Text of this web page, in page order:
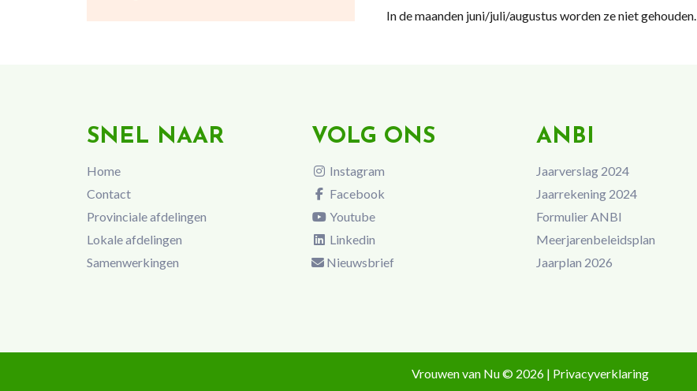
In de maanden juni/juli/augustus worden ze niet gehouden.
SNEL NAAR
Home
Contact
Provinciale afdelingen
Lokale afdelingen
Samenwerkingen
VOLG ONS
Instagram
Facebook
Youtube
Linkedin
Nieuwsbrief
ANBI
Jaarverslag 2024
Jaarrekening 2024
Formulier ANBI
Meerjarenbeleidsplan
Jaarplan 2026
Vrouwen van Nu © 2026 | Privacyverklaring